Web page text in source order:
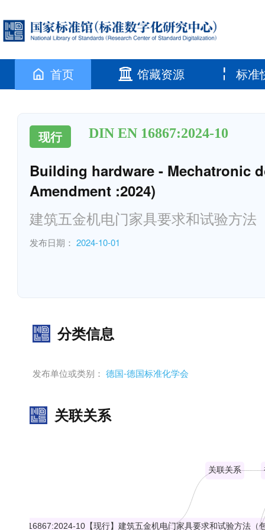
首页 馆藏资源 标准
现行 DIN EN 16867:2024-10
Building hardware - Mechatronic
Amendment :2024)
建筑五金机电门家具要求和试验方法
发布日期： 2024-10-01
分类信息
发布单位或类别： 德国-德国标准化学会
关联关系